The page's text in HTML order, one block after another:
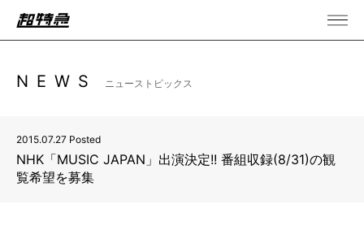
NEWS ニューストピックス
2015.07.27 Posted
NHK「MUSIC JAPAN」出演決定!! 番組収録(8/31)の観
覧希望を募集